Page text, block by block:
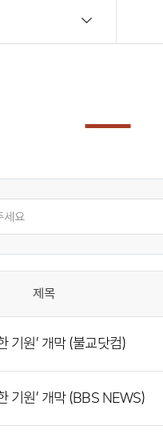
제목
기원’ 개막 (불교닷컴)
기원’ 개막 (BBS NEWS)